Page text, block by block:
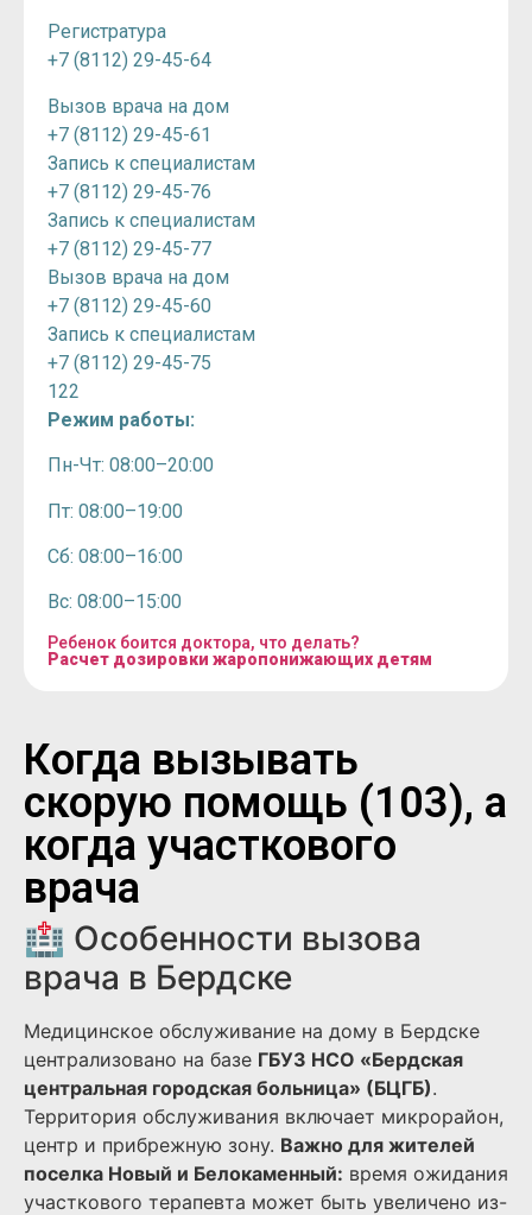
Регистратура
+7 (8112) 29-45-64
Вызов врача на дом
+7 (8112) 29-45-61
Запись к специалистам
+7 (8112) 29-45-76
Запись к специалистам
+7 (8112) 29-45-77
Вызов врача на дом
+7 (8112) 29-45-60
Запись к специалистам
+7 (8112) 29-45-75
122
Режим работы:
Пн-Чт: 08:00–20:00
Пт: 08:00–19:00
Сб: 08:00–16:00
Вс: 08:00–15:00
Ребенок боится доктора, что делать?
Расчет дозировки жаропонижающих детям
Когда вызывать
скорую помощь (103), а
когда участкового
врача
🏥 Особенности вызова
врача в Бердске
Медицинское обслуживание на дому в Бердске
централизовано на базе ГБУЗ НСО «Бердская
центральная городская больница» (БЦГБ).
Территория обслуживания включает микрорайон,
центр и прибрежную зону. Важно для жителей
поселка Новый и Белокаменный: время ожидания
участкового терапевта может быть увеличено из-